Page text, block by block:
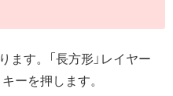
ます。「長方形」レイヤー
キーを押します。